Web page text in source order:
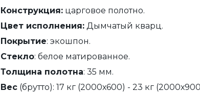
Конструкция: царговое полотно.
Цвет исполнения: Дымчатый кварц.
Покрытие: экошпон.
Стекло: белое матированное.
Толщина полотна: 35 мм.
Вес (брутто): 17 кг (2000х600) - 23 кг